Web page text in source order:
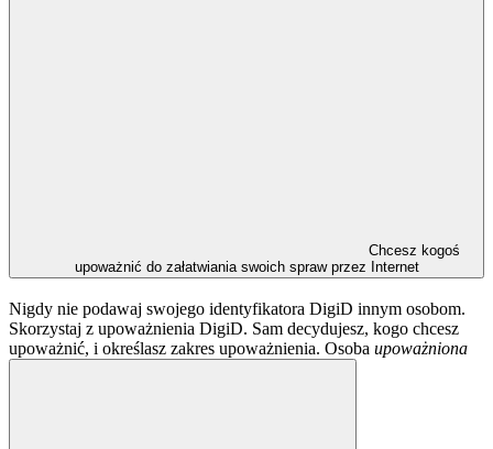
Chcesz kogoś
upoważnić do załatwiania swoich spraw przez Internet
Nigdy nie podawaj swojego identyfikatora DigiD innym osobom.
Skorzystaj z upoważnienia DigiD. Sam decydujesz, kogo chcesz
upoważnić, i określasz zakres upoważnienia. Osoba upoważniona